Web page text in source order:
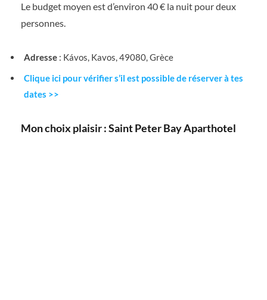
Le budget moyen est d’environ 40 € la nuit pour deux
personnes.
Adresse : Kávos, Kavos, 49080, Grèce
Clique ici pour vérifier s’il est possible de réserver à tes
dates >>
Mon choix plaisir : Saint Peter Bay Aparthotel